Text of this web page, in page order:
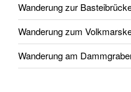
Wanderung zur
Wanderung zum
Wanderung am